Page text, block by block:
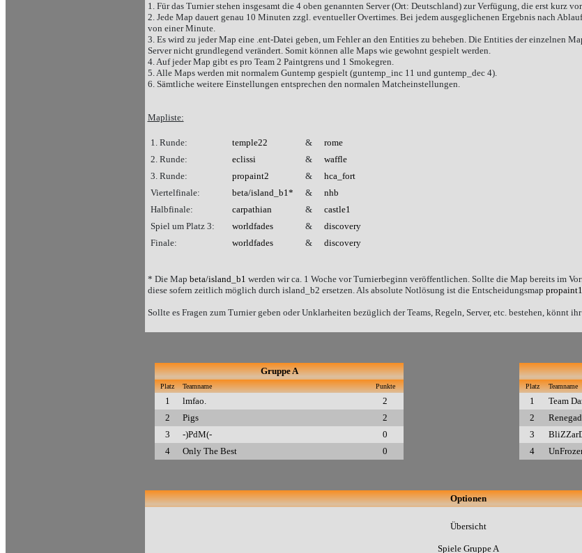
1. Für das Turnier stehen insgesamt die 4 oben genannten Server (Ort: Deutschland) zur Verfügung, die erst kurz
2. Jede Map dauert genau 10 Minuten zzgl. eventueller Overtimes. Bei jedem ausgeglichenen Ergebnis nach
von einer Minute.
3. Es wird zu jeder Map eine .ent-Datei geben, um Fehler an den Entities zu beheben. Die Entities der einzelnen
Server nicht grundlegend verändert. Somit können alle Maps wie gewohnt gespielt werden.
4. Auf jeder Map gibt es pro Team 2 Paintgrens und 1 Smokegren.
5. Alle Maps werden mit normalem Guntemp gespielt (guntemp_inc 11 und guntemp_dec 4).
6. Sämtliche weitere Einstellungen entsprechen den normalen Matcheinstellungen.
Mapliste:
1. Runde: temple22 &
rome
2. Runde:
eclissi &
waffle
3. Runde:
propaint2 &
hca_fort
Viertelfinale:
beta/island_b1* &
nhb
Halbfinale:
carpathian &
castle1
Spiel um Platz 3:
worldfades &
discovery
Finale:
worldfades & discovery
* Die Map beta/island_b1 werden wir ca. 1 Woche vor Turnierbeginn veröffentlichen. Sollte die Map bereits im
diese sofern zeitlich möglich durch island_b2 ersetzen. Als absolute Notlösung ist die Entscheidungsmap propaint1
Sollte es Fragen zum Turnier geben oder Unklarheiten bezüglich der Teams, Regeln, Server, etc. bestehen, könnt
Gruppe A
Platz Teamname Punkte
1 lmfao.
2
2
Pigs
2
3
-)PdM(-
0
4
Only The Best 0
Platz Teamname
1 Team
2
3
4
Optionen
Übersicht
Spiele Gruppe A